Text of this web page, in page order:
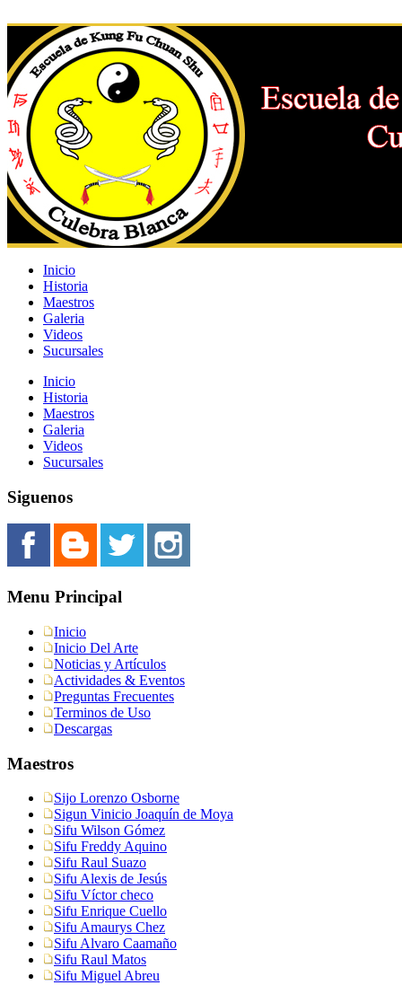
Inicio
Historia
Maestros
Galeria
Videos
Sucursales
Inicio
Historia
Maestros
Galeria
Videos
Sucursales
Siguenos
Menu Principal
Inicio
Inicio Del Arte
Noticias y Artículos
Actividades & Eventos
Preguntas Frecuentes
Terminos de Uso
Descargas
Maestros
Sijo Lorenzo Osborne
Sigun Vinicio Joaquín de Moya
Sifu Wilson Gómez
Sifu Freddy Aquino
Sifu Raul Suazo
Sifu Alexis de Jesús
Sifu Víctor checo
Sifu Enrique Cuello
Sifu Amaurys Chez
Sifu Alvaro Caamaño
Sifu Raul Matos
Sifu Miguel Abreu